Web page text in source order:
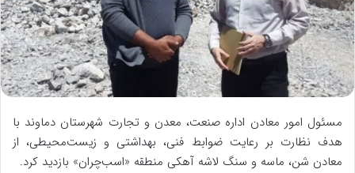
ی
م
ی
مسئول امور معادن اداره صنعت، معدن و تجارت شهرستان دماوند با
هدف نظارت بر رعایت ضوابط فنی، بهداشتی و زیست‌محیطی، از
معادن شن، ماسه و سنگ لاشه آهکی منطقه «اسب‌چران» بازدید کرد.